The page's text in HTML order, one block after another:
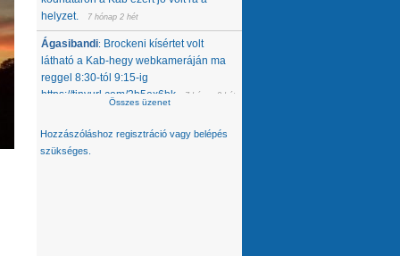
helyzet.
7 hónap 2 hét
Ágasibandi: Brockeni kísértet volt
látható a Kab-hegy webkameráján ma
reggel 8:30-tól 9:15-ig
https://tinyurl.com/2b5ex6bk
7 hónap 2 hét
hanem egész közép-kelet európai
térségből. Az Alpokban alig van hó -
Összes üzenet
Hozzászóláshoz regisztráció vagy belépés
szükséges.